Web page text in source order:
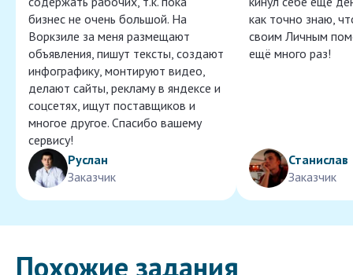
бизнес не очень большой. На
Воркзиле за меня размещают
объявления, пишут тексты, создают
инфографику, монтируют видео,
делают сайты, рекламу в яндексе и
соцсетях, ищут поставщиков и
многое другое. Спасибо вашему
сервису!
Руслан
Заказчик
как точно знаю,
своим Личным
ещё много раз!
Станислав
Заказчик
Похожие задания